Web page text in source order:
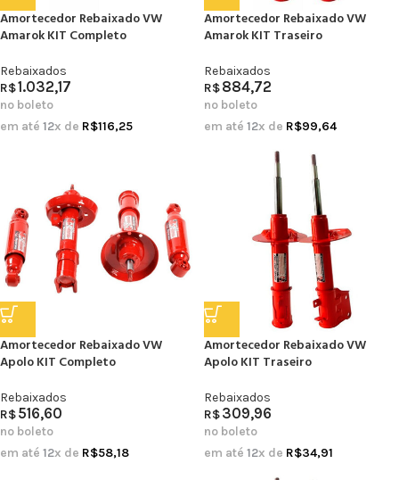
Amortecedor Rebaixado VW
Amarok KIT Completo
Rebaixados
R$1.032,17
no boleto
em até 12x de R$116,25
Amortecedor Rebaixado VW
Amarok KIT Traseiro
Rebaixados
R$884,72
no boleto
em até 12x de R$99,64
Amortecedor Rebaixado VW
Apolo KIT Completo
Rebaixados
R$516,60
no boleto
em até 12x de R$58,18
Amortecedor Rebaixado VW
Apolo KIT Traseiro
Rebaixados
R$309,96
no boleto
em até 12x de R$34,91